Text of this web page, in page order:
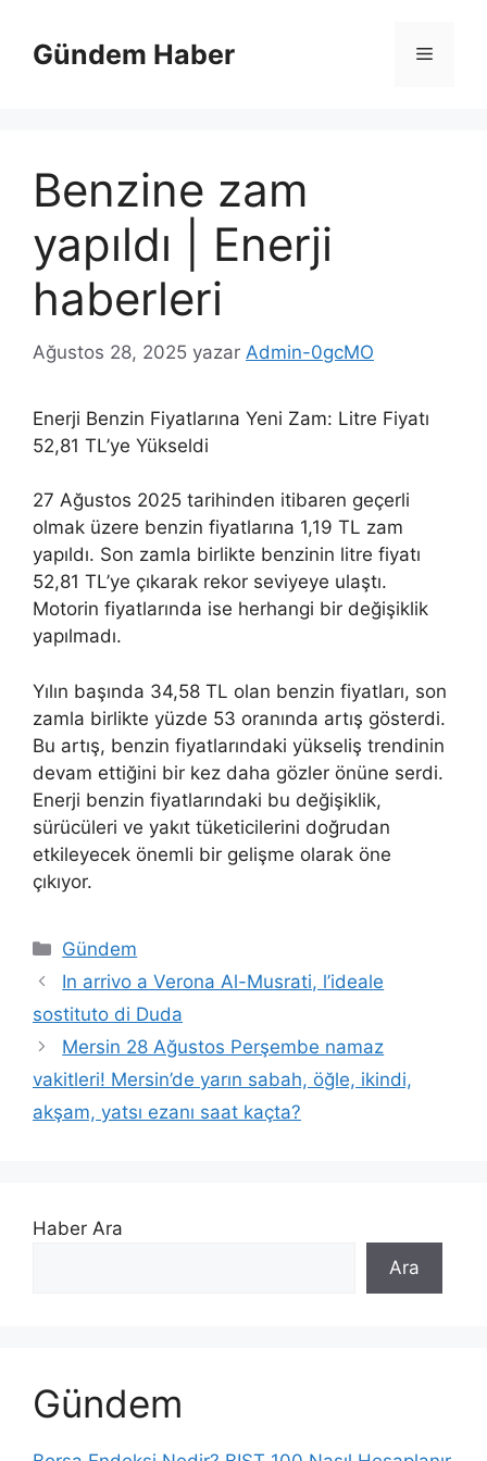
Gündem Haber Menü
Benzine zam
yapıldı | Enerji
haberleri
Ağustos 28, 2025 yazar Admin-0gcMO
Enerji Benzin Fiyatlarına Yeni Zam: Litre Fiyatı
52,81 TL’ye Yükseldi
27 Ağustos 2025 tarihinden itibaren geçerli
olmak üzere benzin fiyatlarına 1,19 TL zam
yapıldı. Son zamla birlikte benzinin litre fiyatı
52,81 TL’ye çıkarak rekor seviyeye ulaştı.
Motorin fiyatlarında ise herhangi bir değişiklik
yapılmadı.
Yılın başında 34,58 TL olan benzin fiyatları, son
zamla birlikte yüzde 53 oranında artış gösterdi.
Bu artış, benzin fiyatlarındaki yükseliş trendinin
devam ettiğini bir kez daha gözler önüne serdi.
Enerji benzin fiyatlarındaki bu değişiklik,
sürücüleri ve yakıt tüketicilerini doğrudan
etkileyecek önemli bir gelişme olarak öne
çıkıyor.
Kategoriler
Gündem
In arrivo a Verona Al-Musrati, l’ideale
sostituto di Duda
Mersin 28 Ağustos Perşembe namaz
vakitleri! Mersin’de yarın sabah, öğle, ikindi,
akşam, yatsı ezanı saat kaçta?
Haber Ara
Ara
Gündem